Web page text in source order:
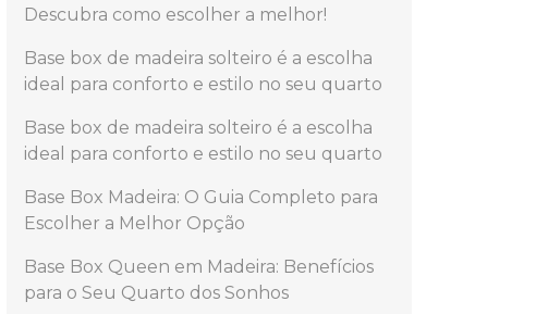
Descubra como escolher a melhor!
Base box de madeira solteiro é a escolha
ideal para conforto e estilo no seu quarto
Base box de madeira solteiro é a escolha
ideal para conforto e estilo no seu quarto
Base Box Madeira: O Guia Completo para
Escolher a Melhor Opção
Base Box Queen em Madeira: Benefícios
para o Seu Quarto dos Sonhos